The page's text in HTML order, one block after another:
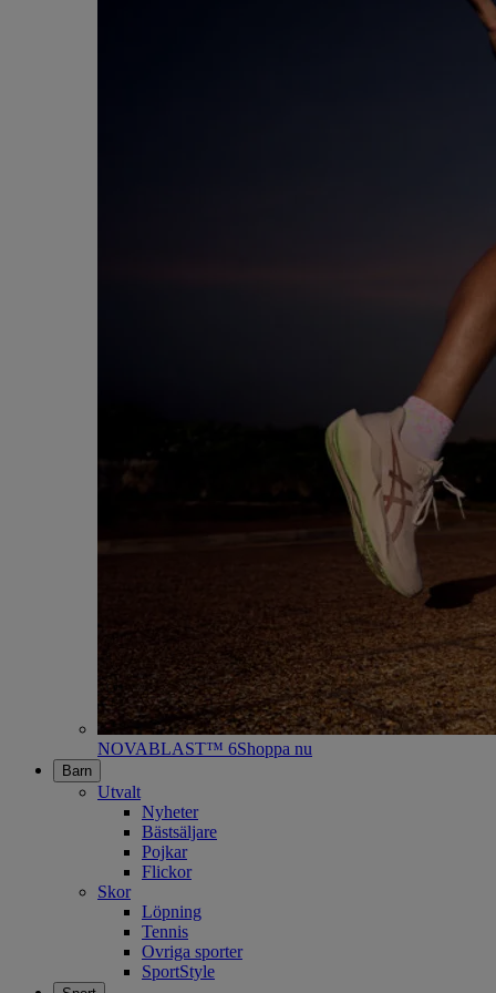
NOVABLAST™ 6Shoppa nu
Barn
Utvalt
Nyheter
Bästsäljare
Pojkar
Flickor
Skor
Löpning
Tennis
Ovriga sporter
SportStyle